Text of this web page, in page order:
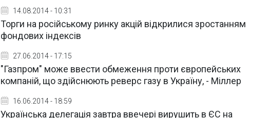
14.08.2014 - 10:31
Торги на російському ринку акцій відкрилися зростанням
фондових індексів
27.06.2014 - 17:15
"Газпром" може ввести обмеження проти європейських
компаній, що здійснюють реверс газу в Україну, - Міллер
16.06.2014 - 18:59
Українська делегація завтра ввечері вирушить в ЄС на